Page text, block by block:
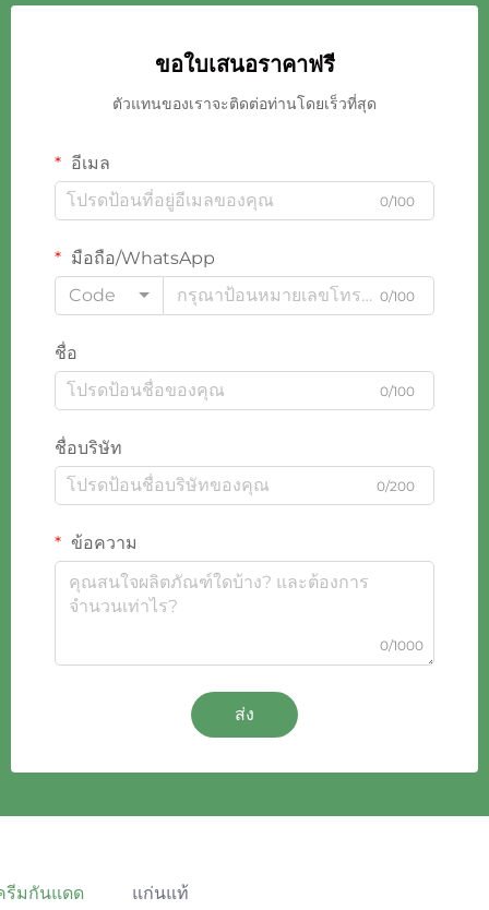
ขอใบเสนอราคาฟรี
ตัวแทนของเราจะติดต่อท่านโดยเร็วที่สุด
อีเมล
0/100
มือถือ/WhatsApp
Code
0/100
ชื่อ
0/100
ชื่อบริษัท
0/200
ข้อความ
0/1000
ส่ง
รีมกันแดด แก่นแท้